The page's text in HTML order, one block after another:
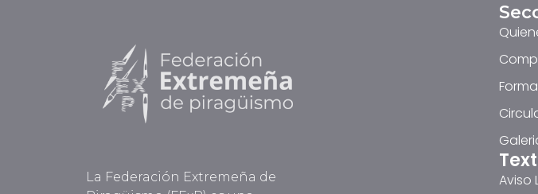
La Federación Extremeña de
Aviso